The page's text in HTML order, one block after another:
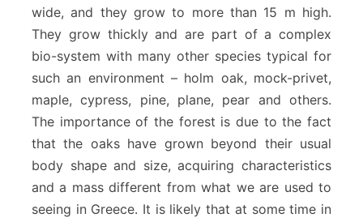
wide, and they grow to more than 15 m high.
They grow thickly and are part of a complex
bio-system with many other species typical for
such an environment – holm oak, mock-privet,
maple, cypress, pine, plane, pear and others.
The importance of the forest is due to the fact
that the oaks have grown beyond their usual
body shape and size, acquiring characteristics
and a mass different from what we are used to
seeing in Greece. It is likely that at some time in